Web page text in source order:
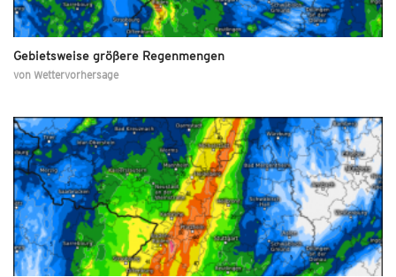
Gebietsweise größere Regenmengen
von Wettervorhersage